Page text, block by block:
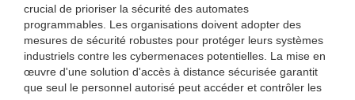
crucial de prioriser la sécurité des automates
programmables. Les organisations doivent adopter des
mesures de sécurité robustes pour protéger leurs systèmes
industriels contre les cybermenaces potentielles. La mise en
œuvre d'une solution d'accès à distance sécurisée garantit
que seul le personnel autorisé peut accéder et contrôler les